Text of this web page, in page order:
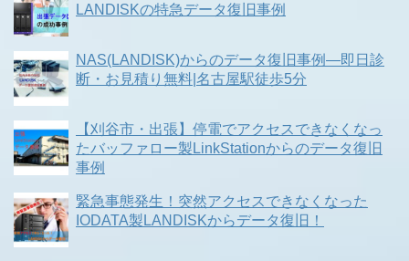
LANDISKの特急データ復旧事例
NAS(LANDISK)からのデータ復旧事例―即日診
断・お見積り無料|名古屋駅徒歩5分
【刈谷市・出張】停電でアクセスできなくなっ
たバッファロー製LinkStationからのデータ復旧
事例
緊急事態発生！突然アクセスできなくなった
IODATA製LANDISKからデータ復旧！